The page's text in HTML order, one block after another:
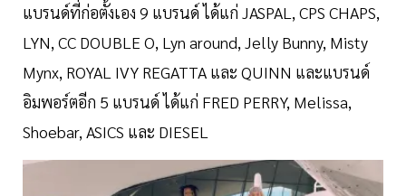
แบรนด์ที่ก่อตั้งเอง 9 แบรนด์ ได้แก่ JASPAL, CPS CHAPS,
LYN, CC DOUBLE O, Lyn around, Jelly Bunny, Misty
Mynx, ROYAL IVY REGATTA และ QUINN และแบรนด์
อิมพอร์ตอีก 5 แบรนด์ ได้แก่ FRED PERRY, Melissa,
Shoebar, ASICS และ DIESEL